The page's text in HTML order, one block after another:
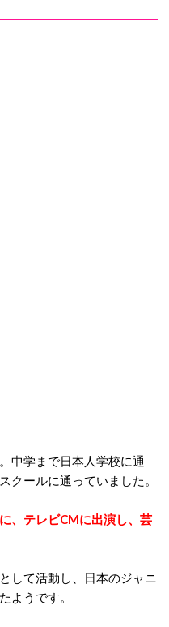
中学まで日本人学校に通
クールに通っていました。
、テレビCMに出演し、芸
として活動し、日本のジャニ
ようです。